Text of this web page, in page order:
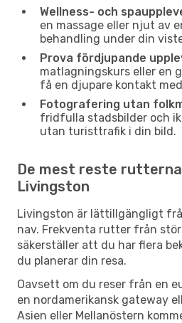
Wellness- och
en massage eller njut av
behandling under din
Prova fördjupande
matlagningskurs eller en
få en djupare kontakt
Fotografering utan
fridfulla stadsbilder och
utan turisttrafik i din bild.
De mest reste
Livingston
Livingston är lättillgängligt
nav. Frekventa rutter från
säkerställer att du har flera
du planerar din resa.
Oavsett om du reser från en
en nordamerikansk gateway
Asien eller Mellanöstern